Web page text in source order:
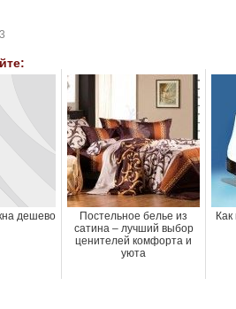
дешево
Постельное белье из
сатина – лучший выбор
ценителей комфорта и
уюта